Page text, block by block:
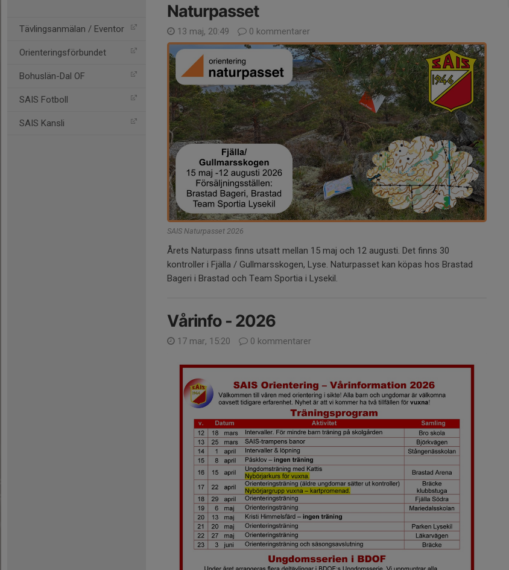
Tävlingsanmälan / Eventor
Orienteringsförbundet
Bohuslän-Dal OF
SAIS Fotboll
SAIS Kansli
Naturpasset
13 maj, 20:49 0 kommentarer
SAIS Naturpasset 2026
Årets Naturpass finns utsatt mellan 15 maj och 12 augusti. Det finns 30
kontroller i Fjälla / Gullmarsskogen, Lyse. Naturpasset kan köpas hos Brastad
Bageri i Brastad och Team Sportia i Lysekil.
Vårinfo - 2026
17 mar, 15:20 0 kommentarer